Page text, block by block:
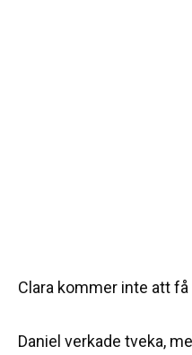
Clara kommer inte att få
Daniel verkade tveka,